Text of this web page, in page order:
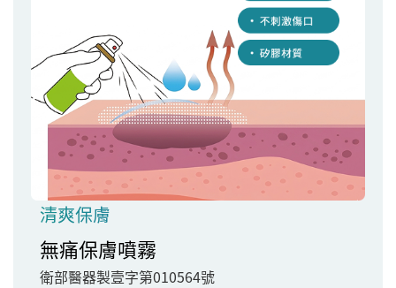
清爽保膚
無痛保膚噴霧
衛部醫器製壹字第010564號